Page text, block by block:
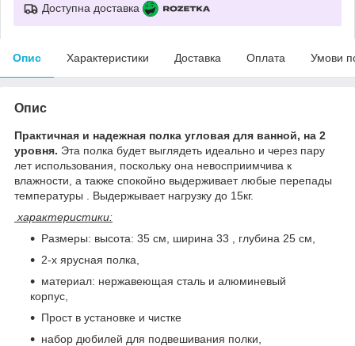
Доступна доставка
Опис Характеристики Доставка Оплата Умови
Опис
Практичная и надежная полка угловая для ванной, на 2
уровня. Эта полка будет выглядеть идеально и через пару
лет использования, поскольку она невосприимчива к
влажности, а также спокойно выдерживает любые перепады
температуры . Выдержывает нагрузку до 15кг.
характеристики:
Размеры: высота: 35 см, ширина 33 , глубина 25 см,
2-х ярусная полка,
материал: нержавеющая сталь и алюминевый
корпус,
Прост в установке и чистке
набор дюбилей для подвешивания полки,